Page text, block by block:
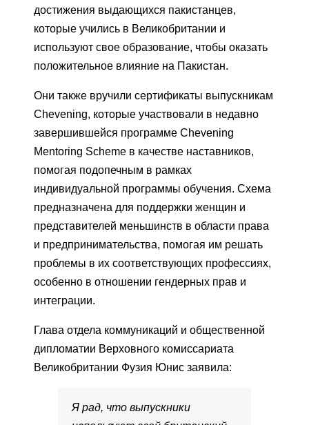
достижения выдающихся пакистанцев,
которые учились в Великобритании и
используют свое образование, чтобы оказать
положительное влияние на Пакистан.
Они также вручили сертификаты выпускникам
Chevening, которые участвовали в недавно
завершившейся программе Chevening
Mentoring Scheme в качестве наставников,
помогая подопечным в рамках
индивидуальной программы обучения. Схема
предназначена для поддержки женщин и
представителей меньшинств в области права
и предпринимательства, помогая им решать
проблемы в их соответствующих профессиях,
особенно в отношении гендерных прав и
интеграции.
Глава отдела коммуникаций и общественной
дипломатии Верховного комиссариата
Великобритании Фузия Юнис заявила:
Я рад, что выпускники